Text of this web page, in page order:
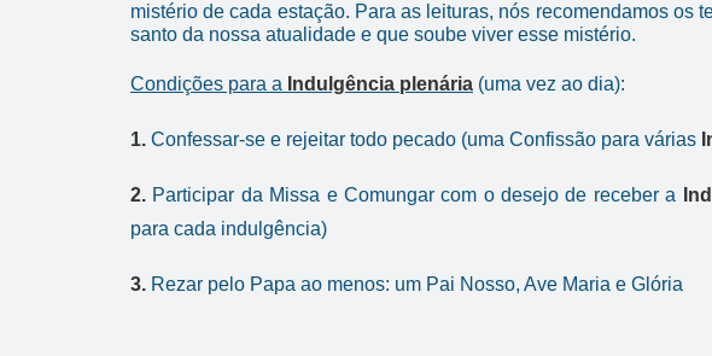
mistério de cada estação. Para as leituras, nós recomendamos os
santo da nossa atualidade e que soube viver esse mistério.
Condições para a Indulgência plenária (uma vez ao dia):
1. Confessar-se e rejeitar todo pecado (uma Confissão para várias
2. Participar da Missa e Comungar com o desejo de receber a
para cada indulgência)
3. Rezar pelo Papa ao menos: um Pai Nosso, Ave Maria e Glória